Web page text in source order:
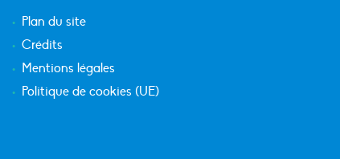
Plan du site
Crédits
Mentions légales
Politique de cookies (UE)